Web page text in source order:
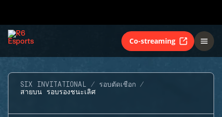
Co-streaming
SIX INVITATIONAL
รอบตัดเชือก
สายบน รอบรองชนะเลิศ